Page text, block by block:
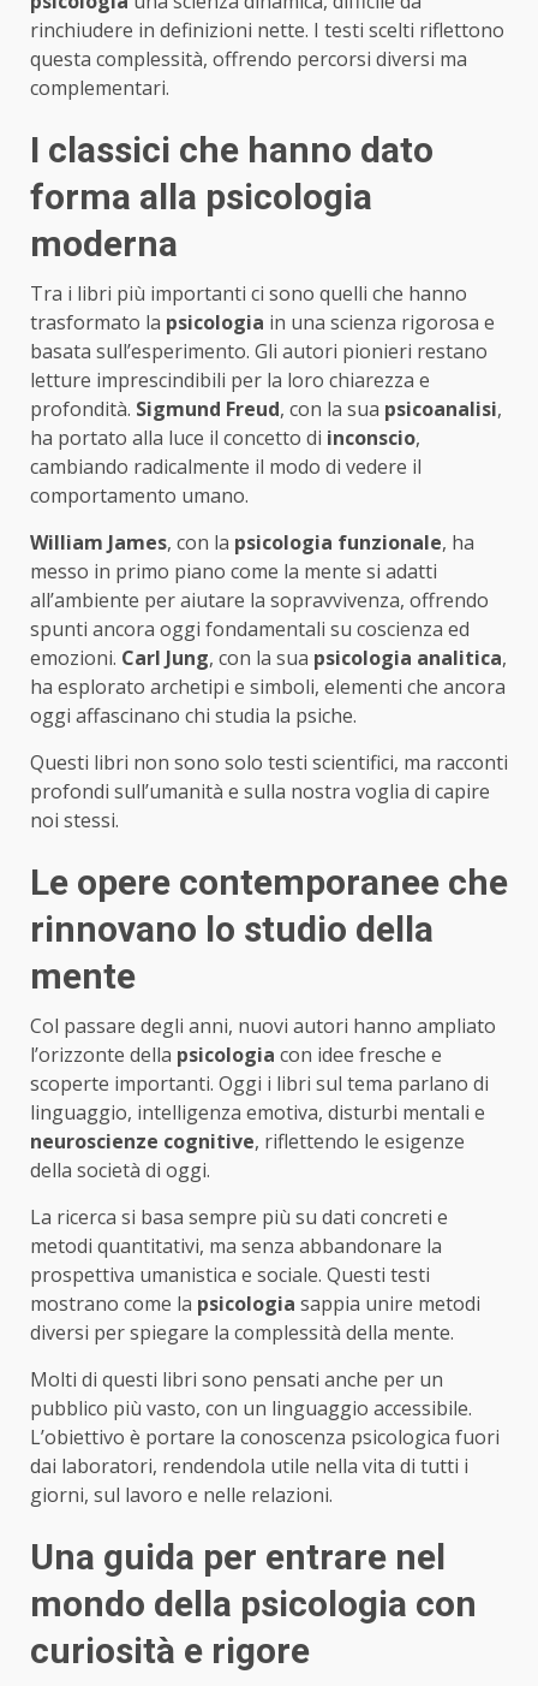
rinchiudere in definizioni nette. I testi scelti riflettono
questa complessità, offrendo percorsi diversi ma
complementari.
I classici che hanno dato
forma alla psicologia
moderna
Tra i libri più importanti ci sono quelli che hanno
trasformato la psicologia in una scienza rigorosa e
basata sull’esperimento. Gli autori pionieri restano
letture imprescindibili per la loro chiarezza e
profondità. Sigmund Freud, con la sua psicoanalisi,
ha portato alla luce il concetto di inconscio,
cambiando radicalmente il modo di vedere il
comportamento umano.
William James, con la psicologia funzionale, ha
messo in primo piano come la mente si adatti
all’ambiente per aiutare la sopravvivenza, offrendo
spunti ancora oggi fondamentali su coscienza ed
emozioni. Carl Jung, con la sua psicologia analitica,
ha esplorato archetipi e simboli, elementi che ancora
oggi affascinano chi studia la psiche.
Questi libri non sono solo testi scientifici, ma racconti
profondi sull’umanità e sulla nostra voglia di capire
noi stessi.
Le opere contemporanee che
rinnovano lo studio della
mente
Col passare degli anni, nuovi autori hanno ampliato
l’orizzonte della psicologia con idee fresche e
scoperte importanti. Oggi i libri sul tema parlano di
linguaggio, intelligenza emotiva, disturbi mentali e
neuroscienze cognitive, riflettendo le esigenze
della società di oggi.
La ricerca si basa sempre più su dati concreti e
metodi quantitativi, ma senza abbandonare la
prospettiva umanistica e sociale. Questi testi
mostrano come la psicologia sappia unire metodi
diversi per spiegare la complessità della mente.
Molti di questi libri sono pensati anche per un
pubblico più vasto, con un linguaggio accessibile.
L’obiettivo è portare la conoscenza psicologica fuori
dai laboratori, rendendola utile nella vita di tutti i
giorni, sul lavoro e nelle relazioni.
Una guida per entrare nel
mondo della psicologia con
curiosità e rigore